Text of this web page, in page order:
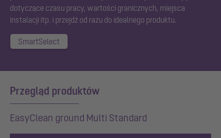
dotyczące czasu pracy, wartości granicznych, miejsca
instalacji itp. i przejdź od razu do idealnego produktu.
SmartSelect
Przegląd produktów
EasyClean ground Multi Standard